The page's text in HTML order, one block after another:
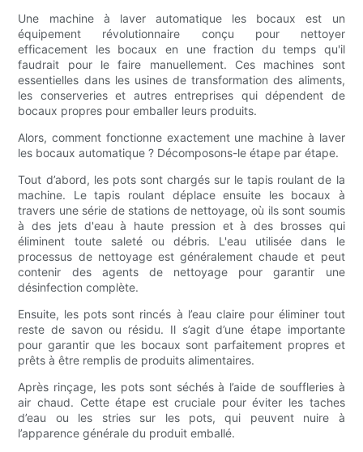
Une machine à laver automatique les bocaux est un
équipement révolutionnaire conçu pour nettoyer
efficacement les bocaux en une fraction du temps qu'il
faudrait pour le faire manuellement. Ces machines sont
essentielles dans les usines de transformation des aliments,
les conserveries et autres entreprises qui dépendent de
bocaux propres pour emballer leurs produits.
Alors, comment fonctionne exactement une machine à laver
les bocaux automatique ? Décomposons-le étape par étape.
Tout d’abord, les pots sont chargés sur le tapis roulant de la
machine. Le tapis roulant déplace ensuite les bocaux à
travers une série de stations de nettoyage, où ils sont soumis
à des jets d'eau à haute pression et à des brosses qui
éliminent toute saleté ou débris. L'eau utilisée dans le
processus de nettoyage est généralement chaude et peut
contenir des agents de nettoyage pour garantir une
désinfection complète.
Ensuite, les pots sont rincés à l’eau claire pour éliminer tout
reste de savon ou résidu. Il s’agit d’une étape importante
pour garantir que les bocaux sont parfaitement propres et
prêts à être remplis de produits alimentaires.
Après rinçage, les pots sont séchés à l’aide de souffleries à
air chaud. Cette étape est cruciale pour éviter les taches
d’eau ou les stries sur les pots, qui peuvent nuire à
l’apparence générale du produit emballé.